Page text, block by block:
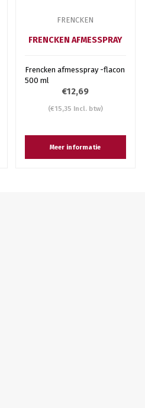
FRENCKEN
FRENCKEN AFMESSPRAY
Frencken afmesspray -flacon
500 ml
€12,69
(€15,35 Incl. btw)
Meer informatie